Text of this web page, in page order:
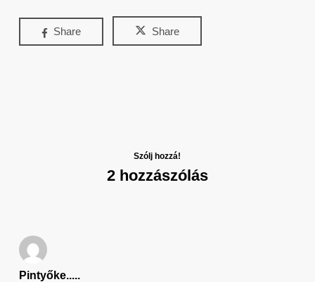
Share Share
Szólj hozzá!
2 hozzászólás
Pintyőke.....